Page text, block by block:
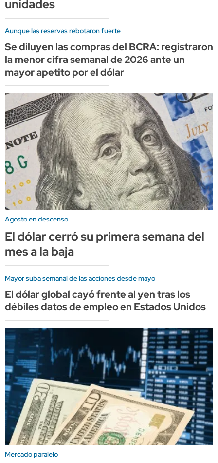
unidades
Aunque las reservas rebotaron fuerte
Se diluyen las compras del BCRA: registraron
la menor cifra semanal de 2026 ante un
mayor apetito por el dólar
Agosto en descenso
El dólar cerró su primera semana del
mes a la baja
Mayor suba semanal de las acciones desde mayo
El dólar global cayó frente al yen tras los
débiles datos de empleo en Estados Unidos
Mercado paralelo